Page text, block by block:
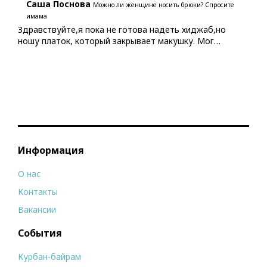
Саша Поснова Можно ли женщине носить брюки? Спросите
имама
Здравствуйте,я пока не готова надеть хиджаб,но
ношу платок, который закрывает макушку. Мог…
Информация
О нас
Контакты
Вакансии
События
Курбан-байрам